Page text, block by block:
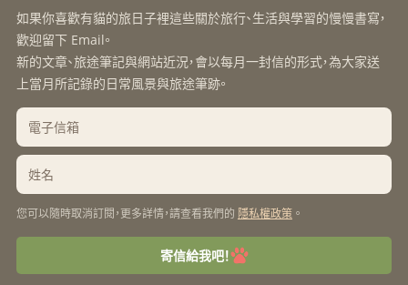
如果你喜歡有貓的旅日子裡這些關於旅行、生活與學習的慢慢書寫，
歡迎留下 Email。
新的文章、旅途筆記與網站近況，會以每月一封信的形式，為大家送
上當月所記錄的日常風景與旅途筆跡。
您可以隨時取消訂閱，更多詳情，請查看我們的 隱私權政策 。
寄信給我吧！